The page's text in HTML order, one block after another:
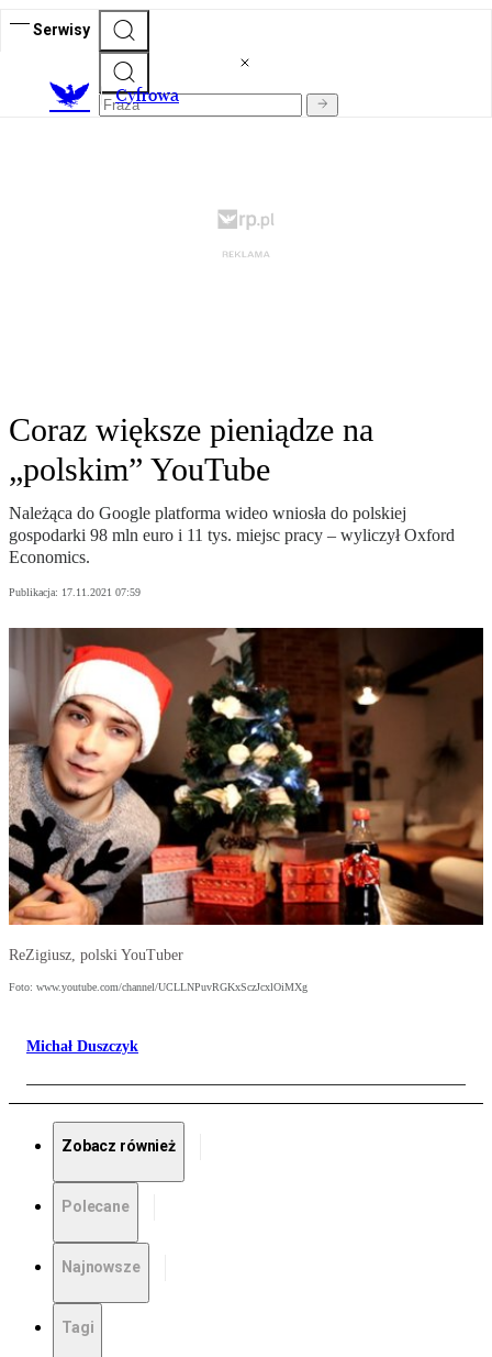
Serwisy
Cyfrowa
Coraz większe pieniądze na
„polskim” YouTube
Należąca do Google platforma wideo wniosła do polskiej
gospodarki 98 mln euro i 11 tys. miejsc pracy – wyliczył Oxford
Economics.
Publikacja: 17.11.2021 07:59
ReZigiusz, polski YouTuber
Foto: www.youtube.com/channel/UCLLNPuvRGKxSczJcxlOiMXg
Michał Duszczyk
Zobacz również
Polecane
Najnowsze
Tagi